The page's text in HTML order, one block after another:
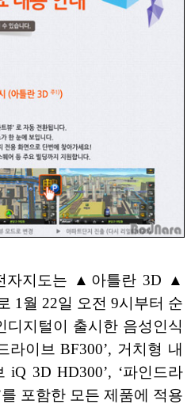
자지도는 ▲아틀란 3D ▲
1월 22일 오전 9시부터 순
디지털이 출시한 음성인식
라이브 BF300’, 거치형 내
iQ 3D HD300’, ‘파인드라
포함한 모든 제품에 적용